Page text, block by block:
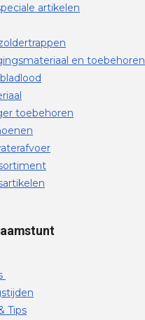
artikelen
en toebehoren
toebehoren
Tips